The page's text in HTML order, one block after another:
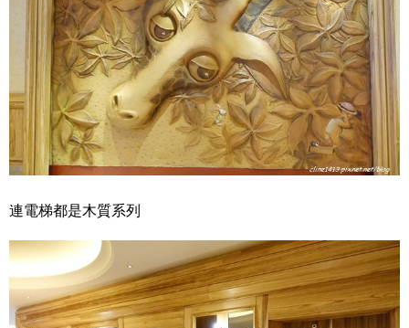
連電梯都是木質系列